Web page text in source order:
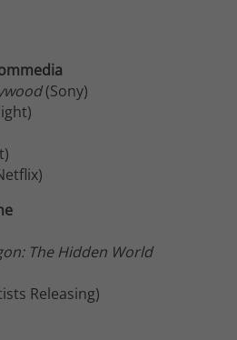
(Sony)
The Hidden World
Releasing)